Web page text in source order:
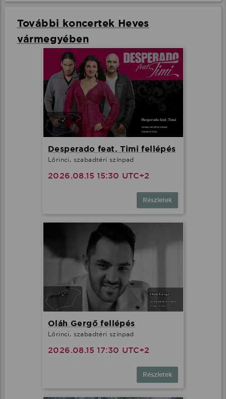
További koncertek Heves
vármegyében
Desperado feat. Timi fellépés
Lőrinci, szabadtéri színpad
2026.08.15 15:30 UTC+2
Részletek
Oláh Gergő fellépés
Lőrinci, szabadtéri színpad
2026.08.15 17:30 UTC+2
Részletek